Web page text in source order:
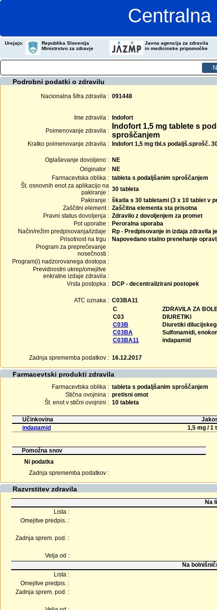
Urejajo:
Republika Slovenija
Ministrstvo za zdravje
Javna agencija za zdravila
in medicinske pripomočke
Podrobni podatki o zdravilu
Nacionalna šifra zdravila : 091448
Ime zdravila :
Indofort
Poimenovanje zdravila :
Indofort 1,5 mg tablete s
sproščanjem
Kratko poimenovanje zdravila : Indofort 1,5 mg tbl.s podaljš.sprošč.
Oglaševanje dovoljeno : NE
Originator : NE
Farmacevtska oblika : tableta s podaljšanim sproščanjem
Št. osnovnih enot za aplikacijo na
pakiranje : 30 tableta
Pakiranje : škatla s 30 tabletami (3 x 10 tablet v
Zaščitni element : Zaščitna elementa sta prisotna
Pravni status dovoljenja : Zdravilo z dovoljenjem za promet
Pot uporabe : Peroralna uporaba
Način/režim predpisovanja/izdaje : Rp - Predpisovanje in izdaja zdravila
Prisotnost na trgu : Napovedano stalno prenehanje
Program za preprečevanje
nosečnosti :
Program(i) nadzorovanega dostopa :
Previdnostni ukrep/omejitve
enkratne izdaje zdravila :
Vrsta postopka : DCP - decentralizirani postopek
ATC oznaka : C03BA11
C
ZDRAVILA ZA
C03
DIURETIKI
C03B
Diuretiki
C03BA
Sulfonamidi,
C03BA11
indapamid
Zadnja sprememba podatkov : 16.12.2017
Farmacevtski produkti zdravila
Farmacevtska oblika : tableta s podaljšanim sproščanjem
Stična ovojnina : pretisni omot
Št. enot v stični ovojnini : 10 tableta
Učinkovina
indapamid
1,5 mg / 1
Pomožna snov
Ni podatka
Zadnja sprememba podatkov :
Razvrstitev zdravila
Na
Lista :
Omejitve predpis. :
Zadnja sprem. pod. :
Velja od :
Na
Lista :
Omejitve predpis. :
Zadnja sprem. pod. :